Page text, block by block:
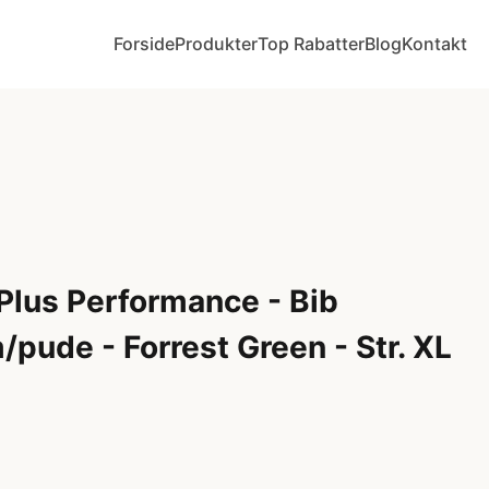
ForsideProdukterTop RabatterBlogKontakt
Performance - Bib
- Forrest Green - Str. XL